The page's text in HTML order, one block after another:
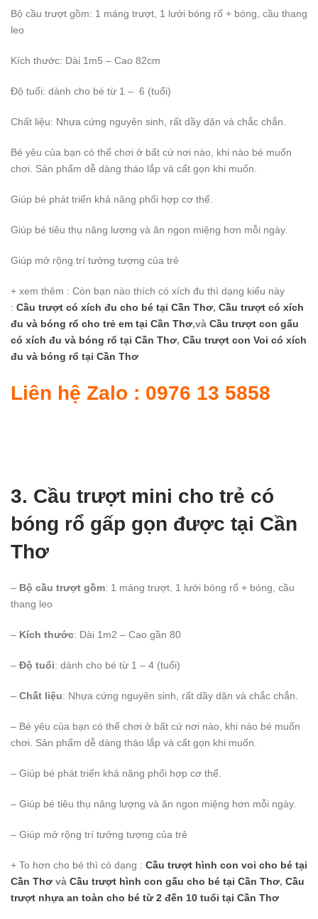
Bộ cầu trượt gồm: 1 máng trượt, 1 lưới bóng rổ + bóng, cầu thang
leo
Kích thước: Dài 1m5 – Cao 82cm
Độ tuổi: dành cho bé từ 1 – 6 (tuổi)
Chất liệu: Nhựa cứng nguyên sinh, rất dầy dặn và chắc chắn.
Bé yêu của bạn có thể chơi ở bất cứ nơi nào, khi nào bé muốn
chơi. Sản phẩm dễ dàng tháo lắp và cất gọn khi muốn.
Giúp bé phát triển khả năng phối hợp cơ thể.
Giúp bé tiêu thụ năng lượng và ăn ngon miệng hơn mỗi ngày.
Giúp mở rộng trí tưởng tượng của trẻ
+ xem thêm : Còn bạn nào thích có xích đu thì dạng kiểu này
: Cầu trượt có xích đu cho bé tại Cần Thơ, Cầu trượt có xích
đu và bóng rổ cho trẻ em tại Cần Thơ,và Cầu trượt con gấu
có xích đu và bóng rổ tại Cần Thơ, Cầu trượt con Voi có xích
đu và bóng rổ tại Cần Thơ
Liên hệ Zalo : 0976 13 5858
3. Cầu trượt mini cho trẻ có
bóng rổ gấp gọn được tại Cần
Thơ
– Bộ cầu trượt gồm: 1 máng trượt, 1 lưới bóng rổ + bóng, cầu
thang leo
– Kích thước: Dài 1m2 – Cao gần 80
– Độ tuổi: dành cho bé từ 1 – 4 (tuổi)
– Chất liệu: Nhựa cứng nguyên sinh, rất dầy dặn và chắc chắn.
– Bé yêu của bạn có thể chơi ở bất cứ nơi nào, khi nào bé muốn
chơi. Sản phẩm dễ dàng tháo lắp và cất gọn khi muốn.
– Giúp bé phát triển khả năng phối hợp cơ thể.
– Giúp bé tiêu thụ năng lượng và ăn ngon miệng hơn mỗi ngày.
– Giúp mở rộng trí tưởng tượng của trẻ
+ To hơn cho bé thì có dạng : Cầu trượt hình con voi cho bé tại
Cần Thơ và Cầu trượt hình con gấu cho bé tại Cần Thơ, Cầu
trượt nhựa an toàn cho bé từ 2 đến 10 tuổi tại Cần Thơ